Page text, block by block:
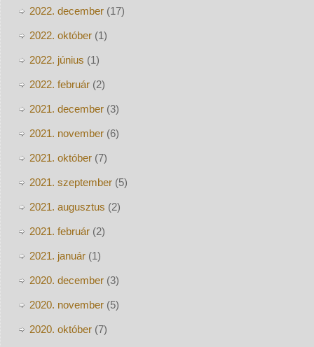
2022. december(17)
2022. október(1)
2022. június (1)
2022. február(2)
2021. december(3)
2021. november(6)
2021. október(7)
2021. szeptember(5)
2021. augusztus (2)
2021. február(2)
2021. január(1)
2020. december(3)
2020. november(5)
2020. október(7)